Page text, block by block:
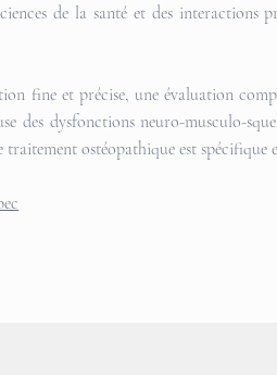
de la santé et des interactions
fine et précise, une évaluation
des dysfonctions neuro-musculo-
traitement ostéopathique est spécifique